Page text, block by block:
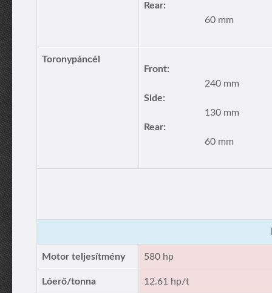
Rear:
60 mm
Toronypáncél
Front:
240 mm
Side:
130 mm
Rear:
60 mm
Motor teljesítmény 580 hp
Lóerő/tonna 12.61 hp/t